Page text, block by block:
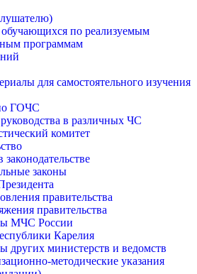
обучающихся по реализуемым
программам
для самостоятельного изучения
ГОЧС
в различных ЧС
комитет
законодательстве
законы
правительства
правительства
МЧС России
Карелия
других министерств и ведомств
методические указания